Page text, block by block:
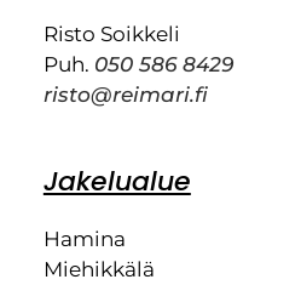
Risto Soikkeli
Puh. 050 586 8429
risto@reimari.fi
Jakelualue
Hamina
Miehikkälä